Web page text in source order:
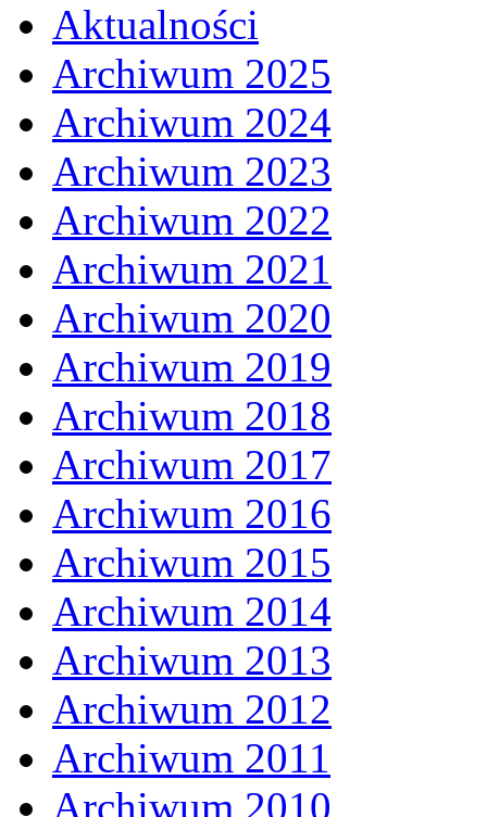
Aktualności
Archiwum 2025
Archiwum 2024
Archiwum 2023
Archiwum 2022
Archiwum 2021
Archiwum 2020
Archiwum 2019
Archiwum 2018
Archiwum 2017
Archiwum 2016
Archiwum 2015
Archiwum 2014
Archiwum 2013
Archiwum 2012
Archiwum 2011
Archiwum 2010